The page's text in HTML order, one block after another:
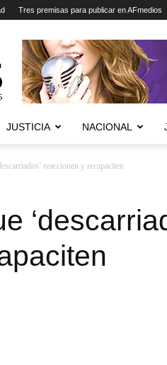
Tres premisas para publicar en AFmedios
JUSTICIA NACIONAL
reaccionen y recapaciten